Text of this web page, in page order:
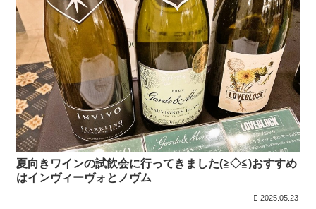
夏向きワインの試飲会に行ってきました(≧◇≦)おすすめ
はインヴィーヴォとノヴム
2025.05.23